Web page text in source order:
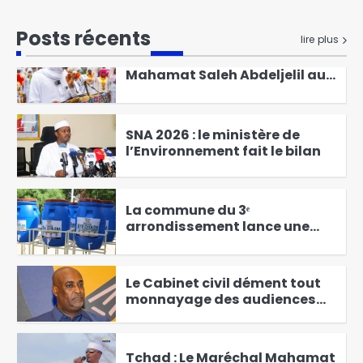
Posts récents lire plus
2
Mandoul : Le coordonnateur
Mahamat Saleh Abdeljelil au
nomades de Maddadi
3
SNA 2026 : le ministère de
l’Environnement fait le bilan
4
La commune du 3ᵉ
arrondissement lance une
de sensibilisation contre le
choléra
5
‎Le Cabinet civil dément tout
monnayage des audiences
Tchad : Le Maréchal Mahamat